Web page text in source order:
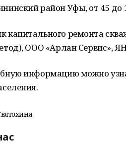
район Уфы, от 45 до
ремонта
ООО «Арлан Сервис»,
информацию можно